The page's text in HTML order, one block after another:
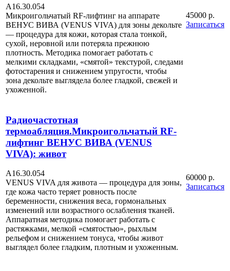
А16.30.054
Микроигольчатый RF-лифтинг на аппарате
ВЕНУС ВИВА (VENUS VIVA) для зоны декольте
— процедура для кожи, которая стала тонкой,
сухой, неровной или потеряла прежнюю
плотность. Методика помогает работать с
мелкими складками, «смятой» текстурой, следами
фотостарения и снижением упругости, чтобы
зона декольте выглядела более гладкой, свежей и
ухоженной.
45000 р.
Записаться
Радиочастотная
термоабляция.Микроигольчатый RF-
лифтинг ВЕНУС ВИВА (VENUS
VIVA): живот
А16.30.054
VENUS VIVA для живота — процедура для зоны,
где кожа часто теряет ровность после
беременности, снижения веса, гормональных
изменений или возрастного ослабления тканей.
Аппаратная методика помогает работать с
растяжками, мелкой «смятостью», рыхлым
рельефом и снижением тонуса, чтобы живот
выглядел более гладким, плотным и ухоженным.
60000 р.
Записаться